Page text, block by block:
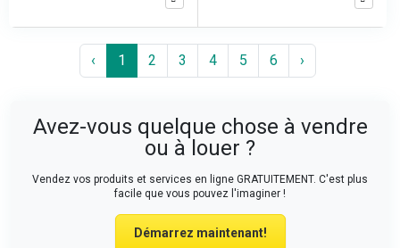
‹ 1 2 3 4 5 6 ›
Avez-vous quelque chose à vendre
ou à louer ?
Vendez vos produits et services en ligne GRATUITEMENT. C'est plus
facile que vous pouvez l'imaginer !
Démarrez maintenant!